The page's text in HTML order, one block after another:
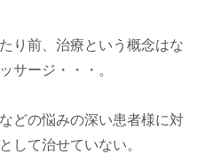
り前、治療という概念はな
サージ・・・。
どの悩みの深い患者様に対
して治せていない。